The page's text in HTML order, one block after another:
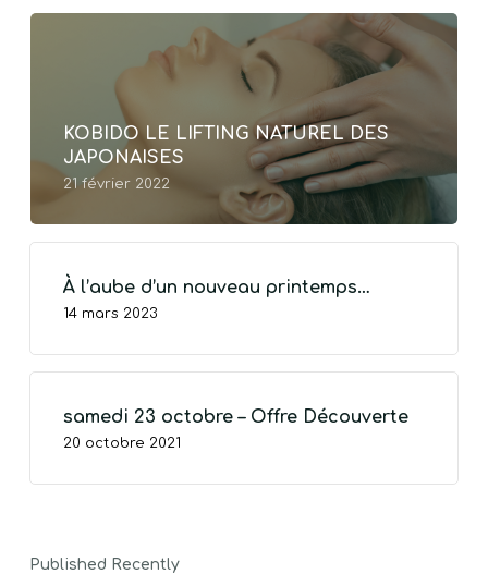
KOBIDO LE LIFTING NATUREL DES
JAPONAISES
21 février 2022
À l’aube d’un nouveau printemps…
14 mars 2023
samedi 23 octobre – Offre Découverte
20 octobre 2021
Published Recently